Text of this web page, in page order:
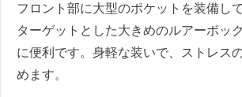
フロント部に大型のポケットを装備し
ターゲットとした大きめのルアーボッ
に便利です。身軽な装いで、ストレス
めます。